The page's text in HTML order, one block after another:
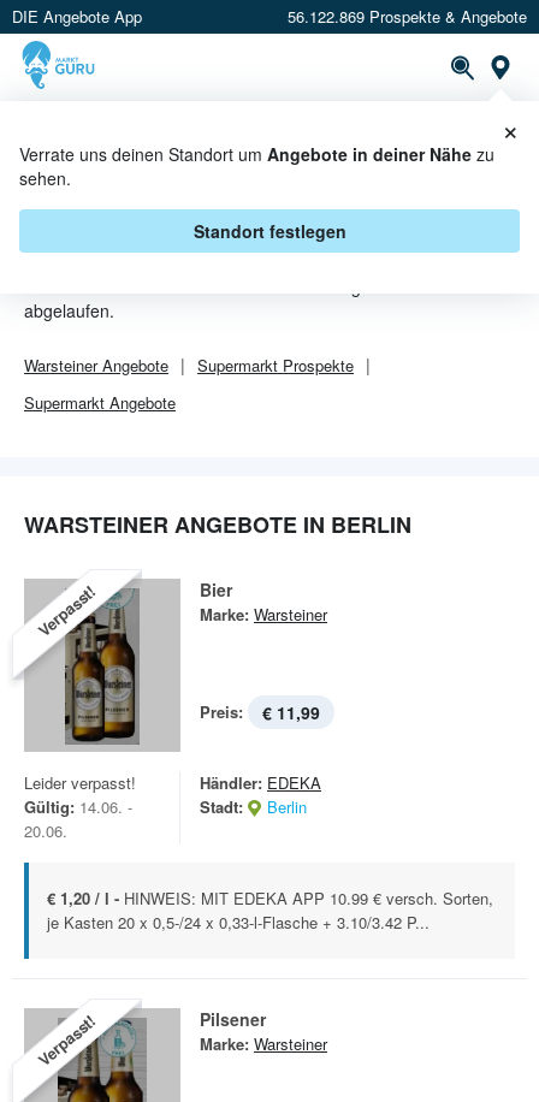
DIE Angebote App 56.122.869 Prospekte & Angebote
Verrate uns deinen Standort um Angebote in deiner Nähe zu
sehen.
Standort festlegen
×
WARSTEINER ANGEBOTE IN
abgelaufen.
WarsteinerAngebote Supermarkt Prospekte
Supermarkt Angebote
WARSTEINER ANGEBOTE IN BERLIN
Verpasst! Bier
Marke: Warsteiner
Preis: € 11,99
Leider verpasst!
Gültig: 14.06. -
20.06.
Händler: EDEKA
Stadt:
Berlin
€ 1,20 / l - HINWEIS: MIT EDEKA APP 10.99 € versch. Sorten,
je Kasten 20 x 0,5-/24 x 0,33-l-Flasche + 3.10/3.42 P...
Verpasst! Pilsener
Marke: Warsteiner